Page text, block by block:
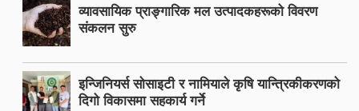
व्यावसायिक प्राङ्गारिक मल उत्पादकहरूको विवरण
संकलन सुरु
इन्जिनियर्स सोसाइटी र नामियाले कृषि यान्त्रिकीकरणको
दिगो विकासमा सहकार्य गर्ने